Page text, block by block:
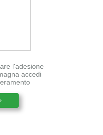
l'adesione
accedi